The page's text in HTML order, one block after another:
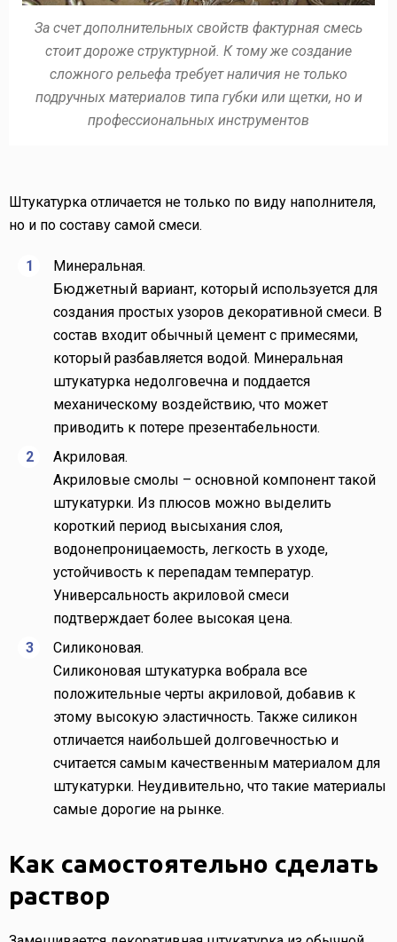
За счет дополнительных свойств фактурная смесь
стоит дороже структурной. К тому же создание
сложного рельефа требует наличия не только
подручных материалов типа губки или щетки, но и
профессиональных инструментов
Штукатурка отличается не только по виду наполнителя,
но и по составу самой смеси.
Минеральная.
Бюджетный вариант, который используется для
создания простых узоров декоративной смеси. В
состав входит обычный цемент с примесями,
который разбавляется водой. Минеральная
штукатурка недолговечна и поддается
механическому воздействию, что может
приводить к потере презентабельности.
Акриловая.
Акриловые смолы – основной компонент такой
штукатурки. Из плюсов можно выделить
короткий период высыхания слоя,
водонепроницаемость, легкость в уходе,
устойчивость к перепадам температур.
Универсальность акриловой смеси
подтверждает более высокая цена.
Силиконовая.
Силиконовая штукатурка вобрала все
положительные черты акриловой, добавив к
этому высокую эластичность. Также силикон
отличается наибольшей долговечностью и
считается самым качественным материалом для
штукатурки. Неудивительно, что такие материалы
самые дорогие на рынке.
Как самостоятельно сделать
раствор